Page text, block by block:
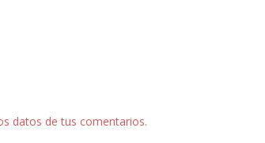
datos de tus comentarios.